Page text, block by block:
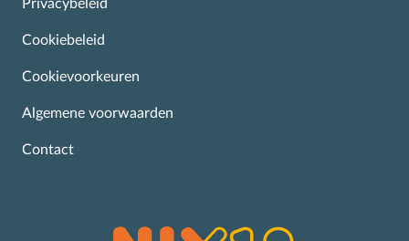
Privacybeleid
Cookiebeleid
Cookievoorkeuren
Algemene voorwaarden
Contact